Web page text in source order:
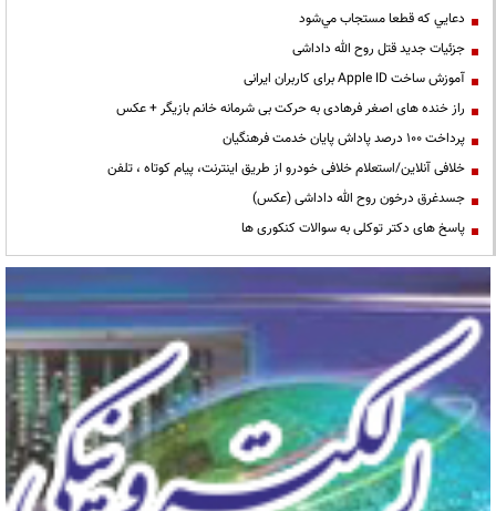
دعايي كه قطعا مستجاب مي‌شود
جزئیات جدید قتل روح الله داداشی
آموزش ساخت Apple ID برای کاربران ایرانی
راز خنده های اصغر فرهادی به حرکت بی شرمانه خانم بازیگر + عکس
پرداخت ۱۰۰ درصد پاداش پایان خدمت فرهنگیان
خلافی آنلاین/استعلام خلافی خودرو از طریق اینترنت، پیام کوتاه ، تلفن
جسدغرق درخون روح الله داداشی (عکس)
پاسخ های دکتر توکلی به سوالات کنکوری ها